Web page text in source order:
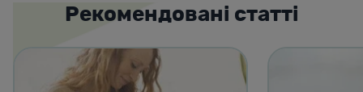
Рекомендовані статті